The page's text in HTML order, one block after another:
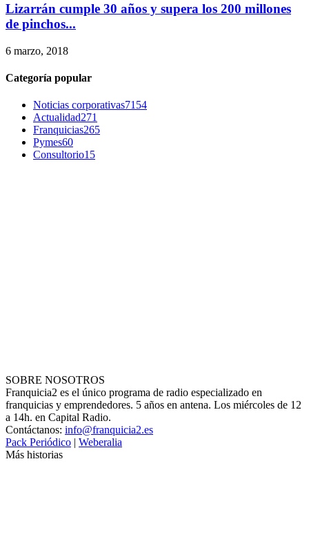
Lizarrán cumple 30 años y supera los 200 millones
de pinchos...
6 marzo, 2018
Categoría popular
Noticias corporativas7154
Actualidad271
Franquicias265
Pymes60
Consultorio15
SOBRE NOSOTROS
Franquicia2 es el único programa de radio especializado en
franquicias y emprendedores. 5 años en antena. Los miércoles de 12
a 14h. en Capital Radio.
Contáctanos: info@franquicia2.es
Pack Periódico | Weberalia
Más historias